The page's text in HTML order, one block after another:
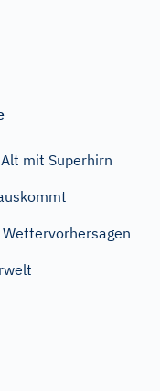
Alt mit Superhirn